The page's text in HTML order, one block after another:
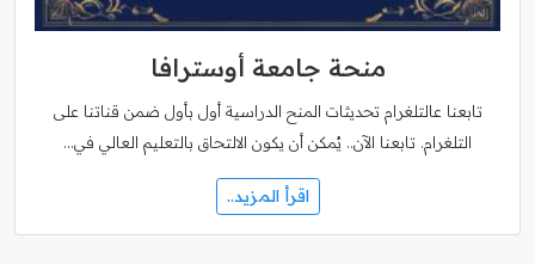
منحة جامعة أوسترافا
تابعنا عالتلغرام تحديثات المنح الدراسية أول بأول ضمن قناتنا على
التلغرام. تابعنا الآن.. يُمكن أن يكون الالتحاق بالتعليم العالي في…
اقرأ المزيد..